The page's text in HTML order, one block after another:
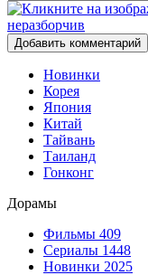
Добавить комментарий
Новинки
Корея
Япония
Китай
Тайвань
Таиланд
Гонконг
Дорамы
Фильмы 409
Сериалы 1448
Новинки 2025